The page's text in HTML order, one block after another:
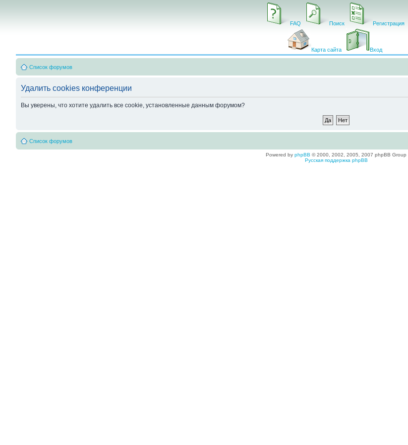
FAQ Поиск Регистрация
Карта сайта Вход
Список форумов
Удалить cookies конференции
Вы уверены, что хотите удалить все cookie, установленные данным форумом?
Список форумов
Powered by phpBB © 2000, 2002, 2005, 2007 phpBB Group
Русская поддержка phpBB